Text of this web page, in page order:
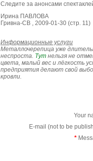
Следите за анонсами
Ирина ПАВЛОВА
Гривна-СВ , 2009-01-30 (стр. 11)
Информационные услуги
Металлочерепица уже
неспроста. Тут нельзя не
цвета, малый вес и лёгкость
предприятия делают свой
кровли.
Your
E-mail (not to be
*